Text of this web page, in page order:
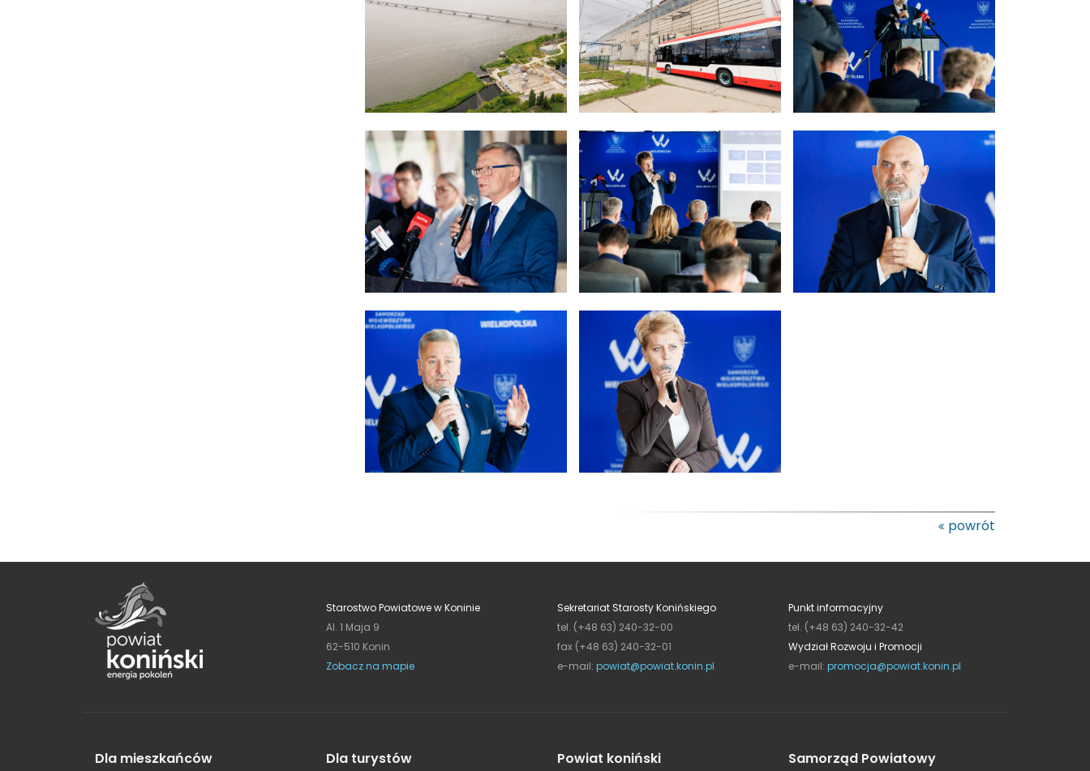
powrót
Starostwo Powiatowe w Koninie
Al. 1 Maja 9
62-510 Konin
Zobacz na mapie
Sekretariat Starosty Konińskiego
tel. (+48 63) 240-32-00
fax (+48 63) 240-32-01
e-mail: powiat@powiat.konin.pl
Punkt informacyjny
tel. (+48 63) 240-32-42
Wydział Rozwoju i Promocji
e-mail: promocja@powiat.konin.pl
Dla mieszkańców Dla turystów Powiat koniński Samorząd Powiatowy